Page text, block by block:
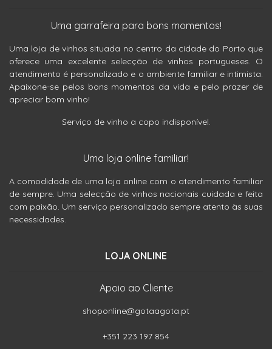
Uma garrafeira para bons momentos!
Uma loja de vinhos situada no centro da cidade do Porto que
oferece uma excelente selecção de vinhos portugueses. O
atendimento é personalizado e o ambiente familiar e intimista.
Apaixone-se pelos bons momentos da vida e pelo prazer de
apreciar bom vinho!
Serviço de vinho a copo indisponível.
Uma loja online familiar!
A comodidade de uma loja online com o atendimento familiar
de sempre. Uma selecção de vinhos nacionais cuidada e feita
com paixão. Um serviço personalizado sempre atento às suas
necessidades.
LOJA ONLINE
Apoio ao Cliente
shoponline@gotaagota.pt
+351 223 197 854